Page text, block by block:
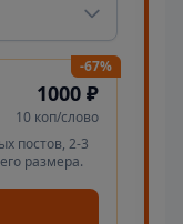
-67%
1000 ₽
10 коп/слово
постов, 2-3
размера.